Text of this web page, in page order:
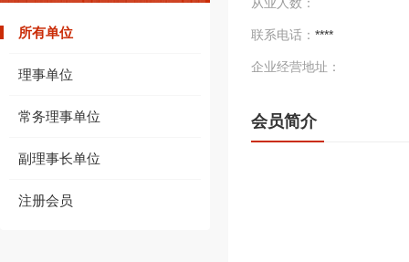
所有单位
理事单位
常务理事单位
副理事长单位
注册会员
联系电话： ****
企业经营地址：
会员简介